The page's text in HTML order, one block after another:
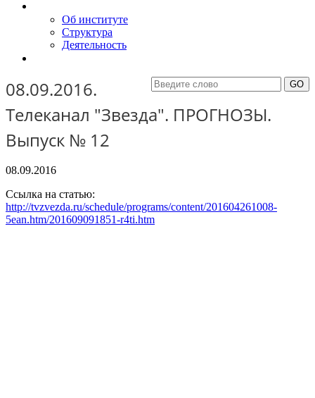
Об институте
Структура
Деятельность
08.09.2016.
Телеканал "Звезда". ПРОГНОЗЫ.
Выпуск № 12
08.09.2016
Ссылка на статью:
http://tvzvezda.ru/schedule/programs/content/201604261008-
5ean.htm/201609091851-r4ti.htm